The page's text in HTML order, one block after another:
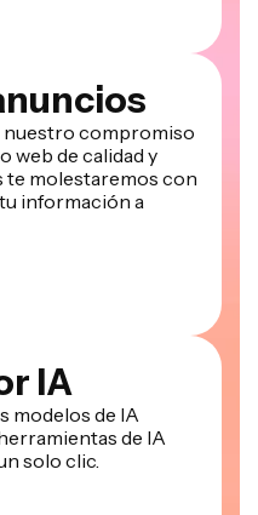
compromiso
de calidad y
te molestaremos con
información a
IA
de IA
de IA
solo clic.